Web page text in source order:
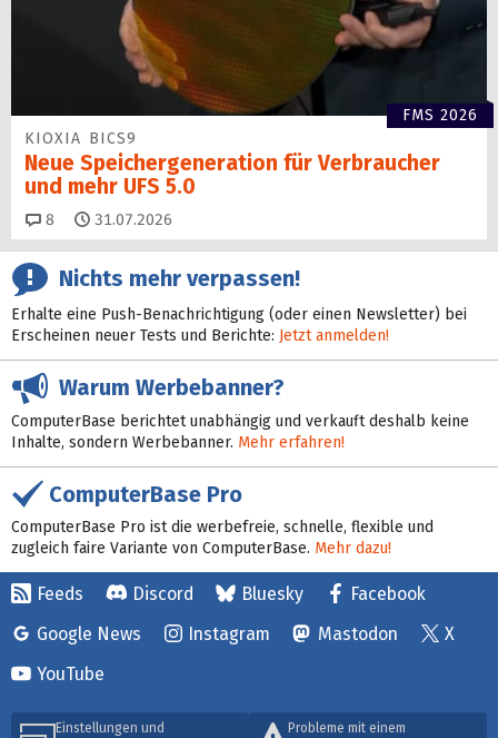
FMS 2026
KIOXIA BICS9
Neue Speichergen­eration für Verbraucher
und mehr UFS 5.0
8 Kommentare
31.07.2026
Nichts mehr verpassen!
Erhalte eine Push-Benachrichtigung (oder einen Newsletter) bei
Erscheinen neuer Tests und Berichte: Jetzt anmelden!
Warum Werbebanner?
ComputerBase berichtet unabhängig und verkauft deshalb keine
Inhalte, sondern Werbebanner. Mehr erfahren!
ComputerBase Pro
ComputerBase Pro ist die werbefreie, schnelle, flexible und
zugleich faire Variante von ComputerBase. Mehr dazu!
Feeds Discord Bluesky
Facebook
Google News
Instagram Mastodon
X
YouTube
Einstellungen und Probleme mit einem